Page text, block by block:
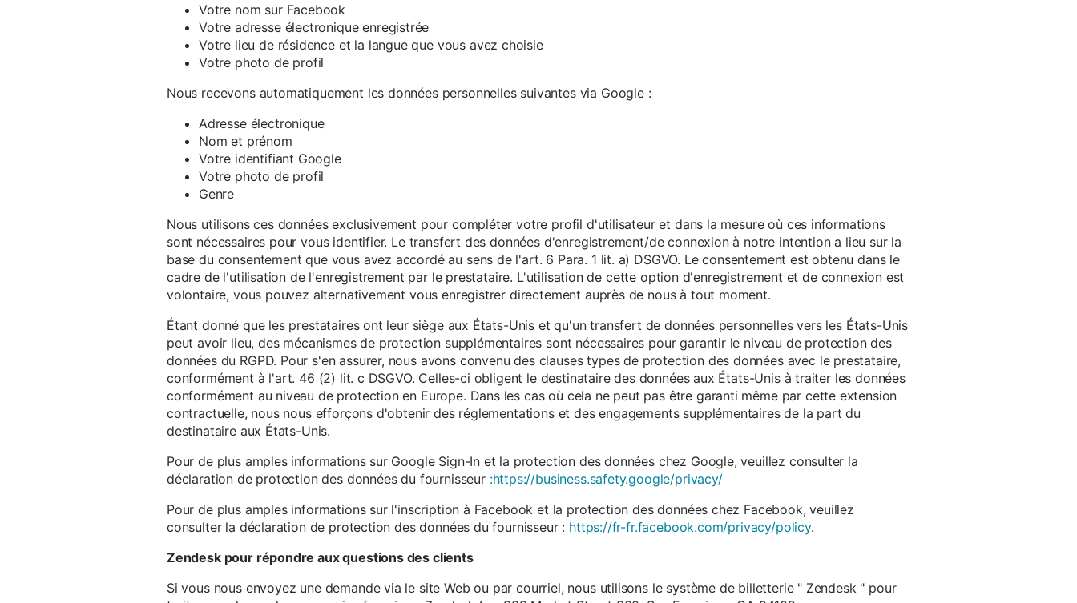
Votre nom sur Facebook
Votre adresse électronique enregistrée
Votre lieu de résidence et la langue que vous avez choisie
Votre photo de profil
Nous recevons automatiquement les données personnelles suivantes via Google :
Adresse électronique
Nom et prénom
Votre identifiant Google
Votre photo de profil
Genre
Nous utilisons ces données exclusivement pour compléter votre profil d'utilisateur et dans la mesure où ces informations
sont nécessaires pour vous identifier. Le transfert des données d'enregistrement/de connexion à notre intention a lieu sur la
base du consentement que vous avez accordé au sens de l'art. 6 Para. 1 lit. a) DSGVO. Le consentement est obtenu dans le
cadre de l'utilisation de l'enregistrement par le prestataire. L'utilisation de cette option d'enregistrement et de connexion est
volontaire, vous pouvez alternativement vous enregistrer directement auprès de nous à tout moment.
Étant donné que les prestataires ont leur siège aux États-Unis et qu'un transfert de données personnelles vers les États-Unis
peut avoir lieu, des mécanismes de protection supplémentaires sont nécessaires pour garantir le niveau de protection des
données du RGPD. Pour s'en assurer, nous avons convenu des clauses types de protection des données avec le prestataire,
conformément à l'art. 46 (2) lit. c DSGVO. Celles-ci obligent le destinataire des données aux États-Unis à traiter les données
conformément au niveau de protection en Europe. Dans les cas où cela ne peut pas être garanti même par cette extension
contractuelle, nous nous efforçons d'obtenir des réglementations et des engagements supplémentaires de la part du
destinataire aux États-Unis.
Pour de plus amples informations sur Google Sign-In et la protection des données chez Google, veuillez consulter la
déclaration de protection des données du fournisseur :https://business.safety.google/privacy/
Pour de plus amples informations sur l'inscription à Facebook et la protection des données chez Facebook, veuillez
consulter la déclaration de protection des données du fournisseur : https://fr-fr.facebook.com/privacy/policy.
Zendesk pour répondre aux questions des clients
Si vous nous envoyez une demande via le site Web ou par courriel, nous utilisons le système de billetterie " Zendesk " pour